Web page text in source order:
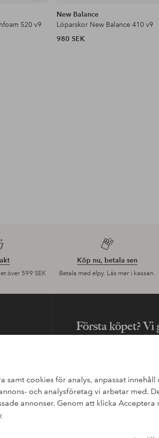
cookies för analys, anpassat
och analysföretag vi arbetar med.
annonser. Genom att klicka
520 v9
New Balance
Löparskor New Balance 410 v9
980 SEK
över 599 SEK
Köp nu, betala sen
Betala med elpy. Läs mer i kassan.
Första köpet? Vi
Bli kund
* Se erbjudandevillkor vid